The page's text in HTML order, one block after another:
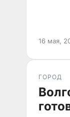
16 мая,
ГОРОД